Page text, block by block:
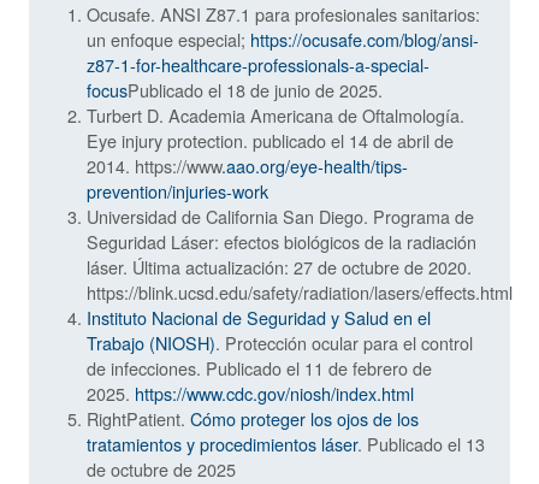
Ocusafe. ANSI Z87.1 para profesionales sanitarios:
un enfoque especial; https://ocusafe.com/blog/ansi-
z87-1-for-healthcare-professionals-a-special-
focusPublicado el 18 de junio de 2025.
Turbert D. Academia Americana de Oftalmología.
Eye injury protection. publicado el 14 de abril de
2014. https://www.aao.org/eye-health/tips-
prevention/injuries-work
Universidad de California San Diego. Programa de
Seguridad Láser: efectos biológicos de la radiación
láser. Última actualización: 27 de octubre de 2020.
https://blink.ucsd.edu/safety/radiation/lasers/effects.html
Instituto Nacional de Seguridad y Salud en el
Trabajo (NIOSH). Protección ocular para el control
de infecciones. Publicado el 11 de febrero de
2025. https://www.cdc.gov/niosh/index.html
RightPatient. Cómo proteger los ojos de los
tratamientos y procedimientos láser. Publicado el 13
de octubre de 2025